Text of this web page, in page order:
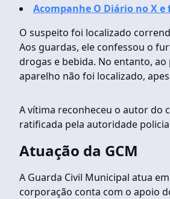
Acompanhe O Diário no X
O suspeito foi localizado
Aos guardas, ele confessou o
drogas e bebida. No entanto,
aparelho não foi localizado,
A vítima reconheceu o autor do
ratificada pela autoridade
Atuação da GCM
A Guarda Civil Municipal atua
corporação conta com o apoio